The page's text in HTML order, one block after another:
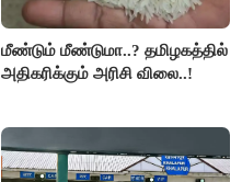
மீண்டும் மீண்டுமா..? தமிழகத்தில்
அதிகரிக்கும் அரிசி விலை..!